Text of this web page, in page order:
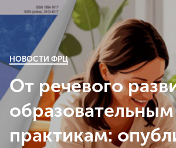
НОВОСТИ ФРЦ
От речевого
образовательным
практикам: